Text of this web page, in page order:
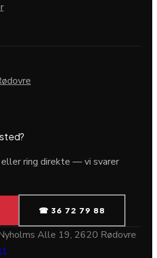
ring direkte — vi svarer
☎ 36 72 79 88
Alle 19, 2620 Rødovre